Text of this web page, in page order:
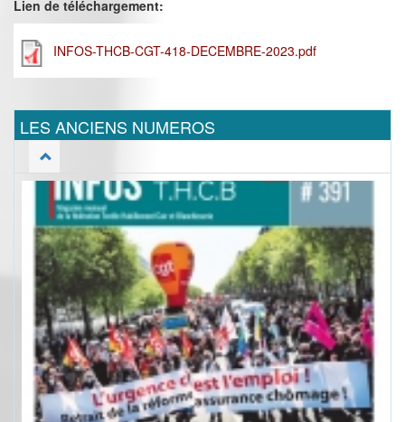
Lien de téléchargement:
INFOS-THCB-CGT-418-DECEMBRE-2023.pdf
LES ANCIENS NUMEROS